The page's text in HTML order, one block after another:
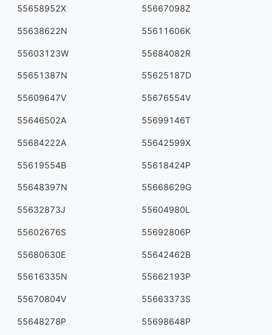
55658952X 55667098Z
55638622N 55611606K
55603123W 55684082R
55651387N 55625187D
55609647V 55676554V
55646502A 55699146T
55684222A 55642599X
55619554B 55618424P
55648397N 55668629G
55632873J 55604980L
55602676S 55692806P
55680630E 55642462B
55616335N 55662193P
55670804V 55663373S
55648278P 55698648P